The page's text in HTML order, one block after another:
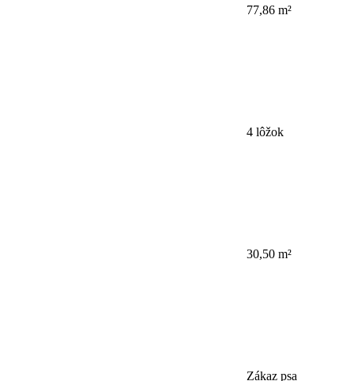
77,86 m²
4 lôžok
30,50 m²
Zákaz psa